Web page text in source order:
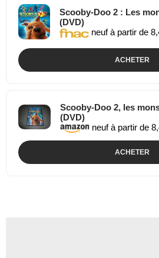
Scooby-Doo 2 : Les
(DVD)
neuf à partir de
ACHETER
Scooby-Doo 2, les
(DVD)
neuf à partir de
ACHETER